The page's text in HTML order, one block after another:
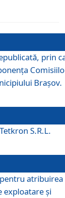
prin
Braşov.
S.R.L.
atribuirea
exploatare şi